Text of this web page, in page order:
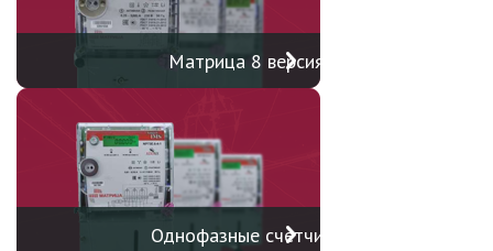
Матрица 8 версия
Однофазные счетчики